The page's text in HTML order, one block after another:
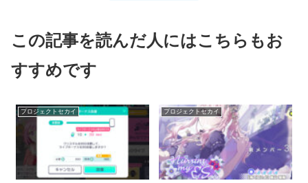
この記事を読んだ人にはこちらもお
すすめです
プロジェクトセカイ プロジェクトセカイ